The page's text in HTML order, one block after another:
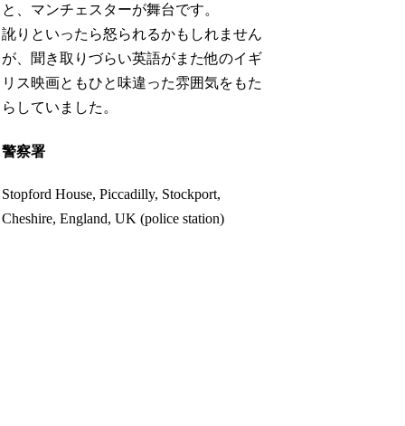
と、マンチェスターが舞台です。
訛りといったら怒られるかもしれません
が、聞き取りづらい英語がまた他のイギ
リス映画ともひと味違った雰囲気をもた
らしていました。
警察署
Stopford House, Piccadilly, Stockport,
Cheshire, England, UK (police station)